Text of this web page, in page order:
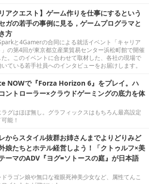
アクエスト】ゲーム作りを仕事にするという
ガの若手の事例に見る，ゲームプログラマと
方
と4Gamerの合同による就活イベント「キャリア
」の第4回が東京都立産業貿易センター浜松町館で開催
た。このイベントに合わせて取材した、各社の現場で
ている若手社員へのインタビューをお届けします。
NOWで『Forza Horizon 6』をプレイ。ハ
ントローラー×クラウドゲーミングの底力を体
グはほぼ無し。グラフィックスはもちろん最高設定
能！
からスタイル抜群お姉さんまでよりどりみど
娘たちとホテル経営しよう！「クトゥルフ×美
ーマのADV『ヨグ=ソトースの庭』が日本語
ラゴン娘や無口な複眼死神美少女など、属性てんこ